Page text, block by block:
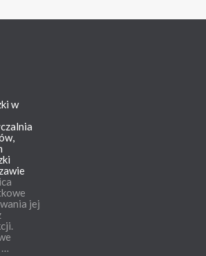
w
jej
…